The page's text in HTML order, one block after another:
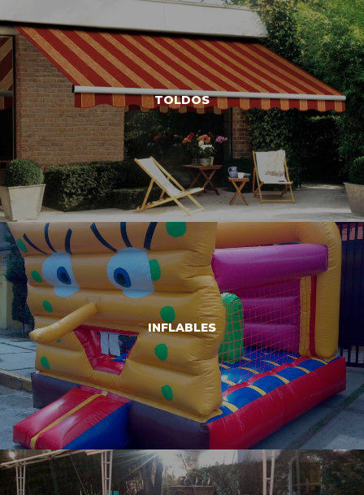
RENTA Y VENTA DE CALENTADORES
VER MÁS
TOLDOS
RENTA Y VENTA DE TOLDOS
VER MÁS
INFLABLES